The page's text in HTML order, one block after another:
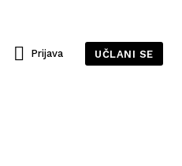
Prijava UČLANI SE